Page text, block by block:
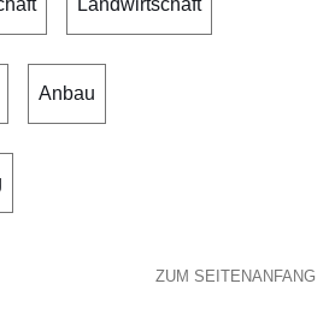
Landwirtschaft
Anbau
ZUM SEITENANFANG